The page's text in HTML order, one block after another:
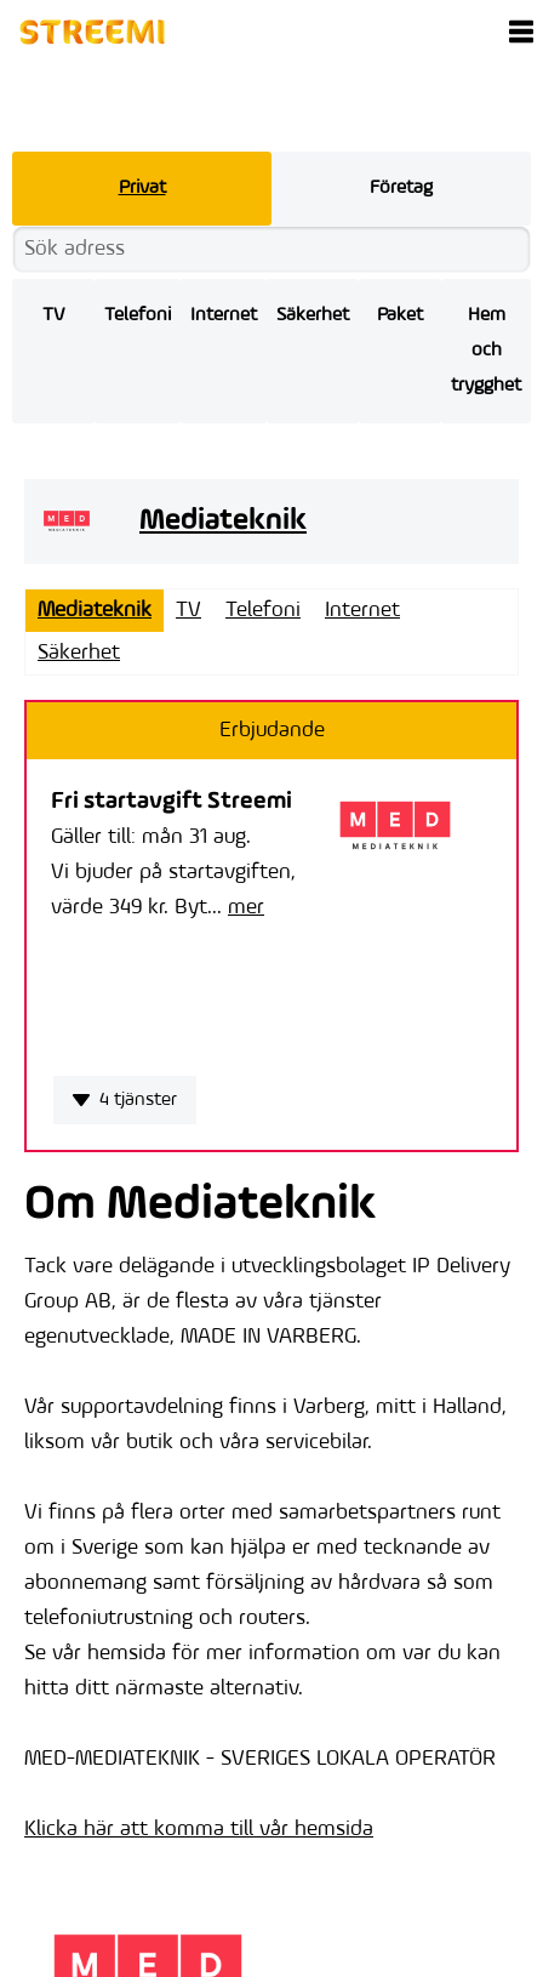
Privat Företag
TV Telefoni Internet Säkerhet Paket
Hem
och
trygghet
Mediateknik
Mediateknik TV Telefoni
Internet
Säkerhet
Erbjudande
Fri startavgift Streemi
Gäller till: mån 31 aug.
Vi bjuder på startavgiften,
värde 349 kr. Byt... mer
4 tjänster
Om Mediateknik
Tack vare delägande i utvecklingsbolaget IP Delivery
Group AB, är de flesta av våra tjänster
egenutvecklade, MADE IN VARBERG.
Vår supportavdelning finns i Varberg, mitt i Halland,
liksom vår butik och våra servicebilar.
Vi finns på flera orter med samarbetspartners runt
om i Sverige som kan hjälpa er med tecknande av
abonnemang samt försäljning av hårdvara så som
telefoniutrustning och routers.
Se vår hemsida för mer information om var du kan
hitta ditt närmaste alternativ.
MED-MEDIATEKNIK - SVERIGES LOKALA OPERATÖR
Klicka här att komma till vår hemsida